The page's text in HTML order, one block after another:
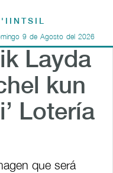
9 de Agosto del 2026
Layda
kun
Lotería
que será